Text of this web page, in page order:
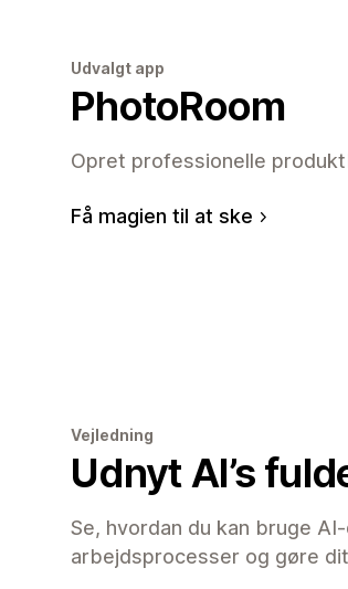
Udvalgt app
PhotoRoom
Opret professionelle
Få magien til at ske
Vejledning
Udnyt AI’s
Se, hvordan du kan bruge
arbejdsprocesser og gøre